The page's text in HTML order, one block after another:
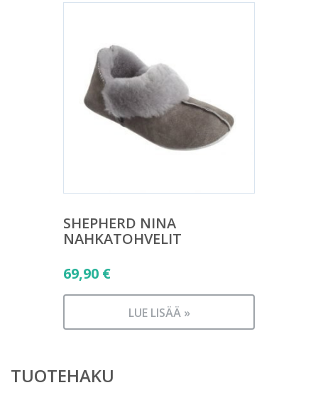
SHEPHERD NINA
NAHKATOHVELIT
69,90 €
LUE LISÄÄ »
TUOTEHAKU